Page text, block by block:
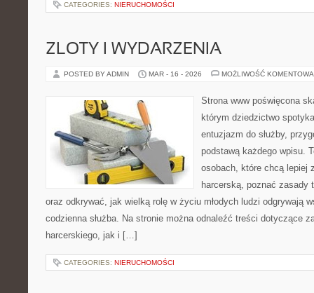
CATEGORIES: NIERUCHOMOŚCI
ZLOTY I WYDARZENIA
POSTED BY ADMIN MAR - 16 - 2026 MOŻLIWOŚĆ
Strona www poświęcona
którym dziedzictwo
entuzjazm do służby,
podstawą każdego wpisu.
osobach, które chcą lepiej
harcerską, poznać zasady
oraz odkrywać, jak wielką rolę w życiu młodych ludzi odgrywają
codzienna służba. Na stronie można odnaleźć treści dotyczące
harcerskiego, jak i […]
CATEGORIES: NIERUCHOMOŚCI